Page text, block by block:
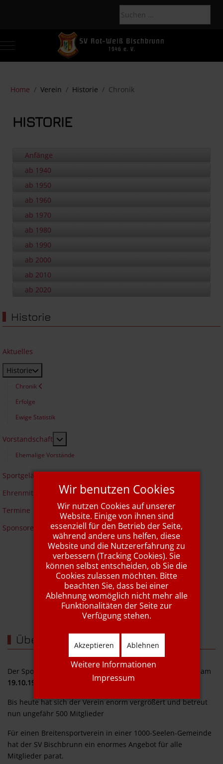
Mobile Menu Toggle
Home Verein Historie Chronik
HISTORIE
Anfänge
ab 1940
ab 1950
ab 1960
ab 1970
ab 1980
ab 1990
ab 2000
ab 2010
ab 2020
Historie
Aktuelles
Historie
Chronik
Erfolge
Ewige Statistik
Vorstandschaft MOD_MENU_TOGGLE_SUBMENU_LABEL
Ehemalige Vorstände
Sportgelände
Ehrenmitglieder
Termine
Sponsoren
Wir werden unterstützt von...
Über uns
Der Sportverein Rot-Weiß Bischbrunn e. V. wurde offiziell am
19.10.1946
Bis heute hat sich der Verein enorm vergrößert und betreut
nun ungefähr 500 Mitglieder
Für einen Breitensportverein in einer 1000-Seelen-Gemeinde
hat der SV Bischbrunn ein enormes Angebot für alle
Mitglieder parat.
Wir benutzen Cookies
Wir nutzen Cookies auf unserer
Website. Einige von ihnen sind
essenziell für den Betrieb der Seite,
während andere uns helfen, diese
Website und die Nutzererfahrung zu
verbessern (Tracking Cookies). Sie
können selbst entscheiden, ob Sie die
Cookies zulassen möchten. Bitte
beachten Sie, dass bei einer
Ablehnung womöglich nicht mehr alle
Funktionalitäten der Seite zur
Verfügung stehen.
Akzeptieren Ablehnen
Weitere Informationen
Impressum